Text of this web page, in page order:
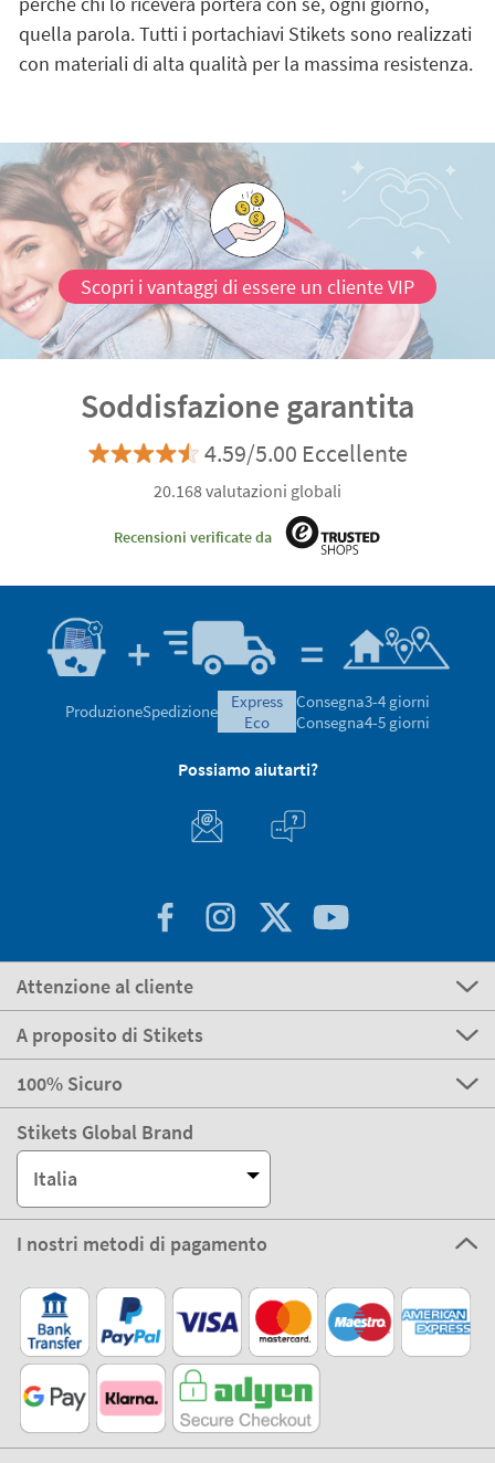
quella parola. Tutti i portachiavi Stikets sono realizzati
con materiali di alta qualità per la massima resistenza.
Scopri i vantaggi di essere un cliente VIP
Soddisfazione garantita
4.59/5.00 Eccellente
20.168 valutazioni globali
Recensioni verificate da
ProduzioneSpedizione
express
eco
Consegna3-4 giorni
Consegna4-5 giorni
Possiamo aiutarti?
Attenzione al cliente
A proposito di Stikets
100% Sicuro
Stikets Global Brand
Italia
I nostri metodi di pagamento